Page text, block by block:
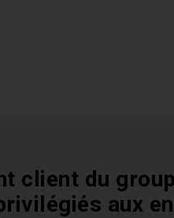
client du
aux